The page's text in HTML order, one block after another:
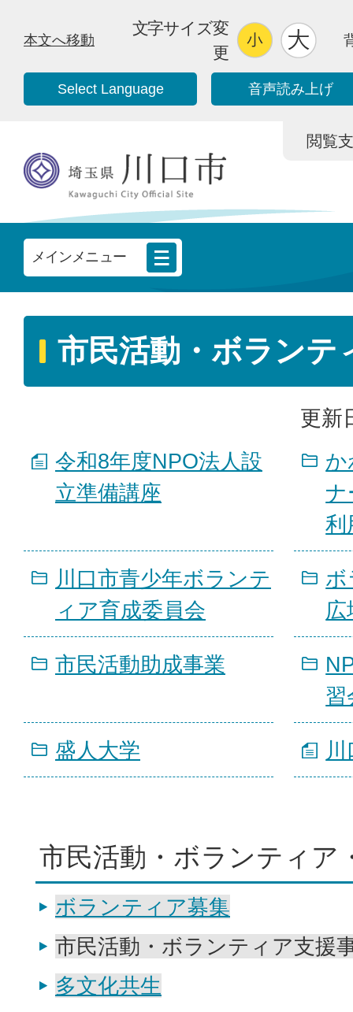
本文へ移動
文字サイズ変
更
Select Language 音声読み上げ
閲覧
メインメニュー
市民活動・ボランテ
更新
令和8年度NPO法人設
立準備講座
か
ナ
利
川口市青少年ボランテ
ィア育成委員会
ボ
広
市民活動助成事業
習
盛人大学
市民活動・ボランティア
ボランティア募集
市民活動・ボランティア支援
多文化共生